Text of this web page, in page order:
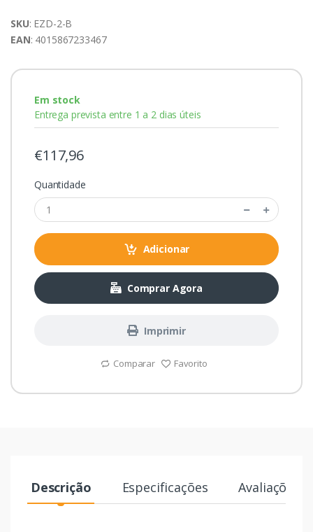
SKU: EZD-2-B
EAN: 4015867233467
Em stock
Entrega prevista entre 1 a 2 dias úteis
€117,96
Quantidade
Adicionar
Comprar Agora
Imprimir
Comparar Favorito
Descrição Especificações Avaliações